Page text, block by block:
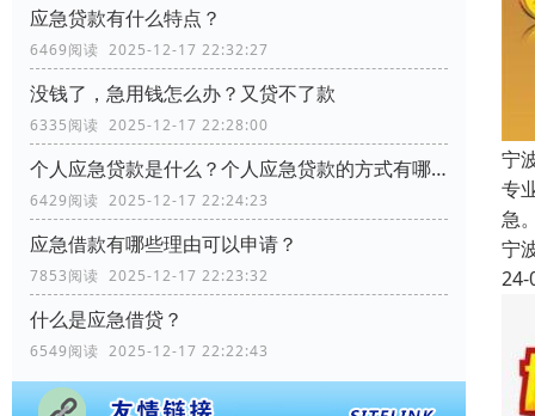
应急贷款有什么特点？
6469阅读 2025-12-17 22:32:27
没钱了，急用钱怎么办？又贷不了款
6335阅读 2025-12-17 22:28:00
个人应急贷款是什么？个人应急贷款的方式有哪些？
6429阅读 2025-12-17 22:24:23
应急借款有哪些理由可以申请？
7853阅读 2025-12-17 22:23:32
什么是应急借贷？
6549阅读 2025-12-17 22:22:43
宁
专
急
宁
24-